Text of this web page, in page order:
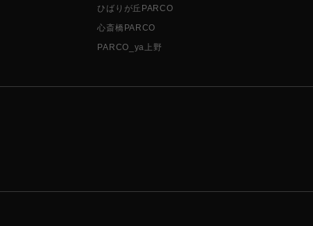
ひばりが丘PARCO
心斎橋PARCO
PARCO_ya上野